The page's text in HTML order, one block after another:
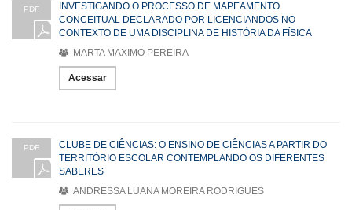
PDF
INVESTIGANDO O PROCESSO DE MAPEAMENTO
CONCEITUAL DECLARADO POR LICENCIANDOS NO
CONTEXTO DE UMA DISCIPLINA DE HISTÓRIA DA FÍSICA
MARTA MAXIMO PEREIRA
Acessar
PDF
CLUBE DE CIÊNCIAS: O ENSINO DE CIÊNCIAS A PARTIR DO
TERRITÓRIO ESCOLAR CONTEMPLANDO OS DIFERENTES
SABERES
ANDRESSA LUANA MOREIRA RODRIGUES